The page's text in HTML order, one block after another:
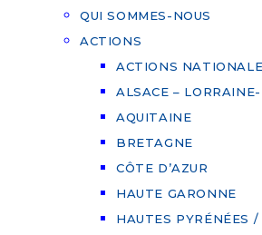
QUI SOMMES-NOUS
ACTIONS
ACTIONS
ALSACE –
AQUITAINE
BRETAGNE
CÔTE D’AZUR
HAUTE GARONNE
HAUTES PYRÉNÉES